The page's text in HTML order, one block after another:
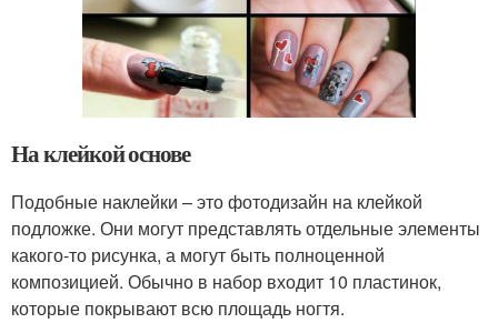
На клейкой основе
Подобные наклейки – это фотодизайн на клейкой
подложке. Они могут представлять отдельные элементы
какого-то рисунка, а могут быть полноценной
композицией. Обычно в набор входит 10 пластинок,
которые покрывают всю площадь ногтя.